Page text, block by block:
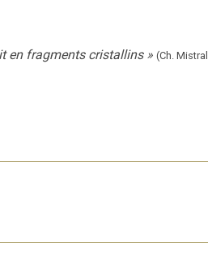
en fragments cristallins » (Ch. Mistral,